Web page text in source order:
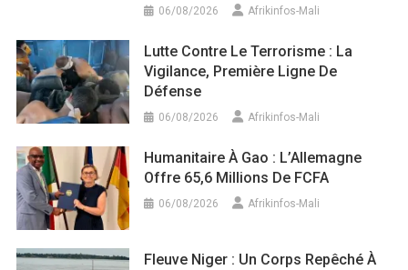
06/08/2026 Afrikinfos-Mali
Lutte Contre Le Terrorisme : La
Vigilance, Première Ligne De
Défense
06/08/2026 Afrikinfos-Mali
Humanitaire À Gao : L’Allemagne
Offre 65,6 Millions De FCFA
06/08/2026 Afrikinfos-Mali
Fleuve Niger : Un Corps Repêché À